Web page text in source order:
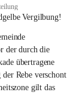
Vergilbung!
der durch die
übertragene
Rebe verschont
gilt das